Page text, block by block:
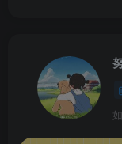
55-第二十五课灰
5-5怎么开店设置
56-第二十六课灰